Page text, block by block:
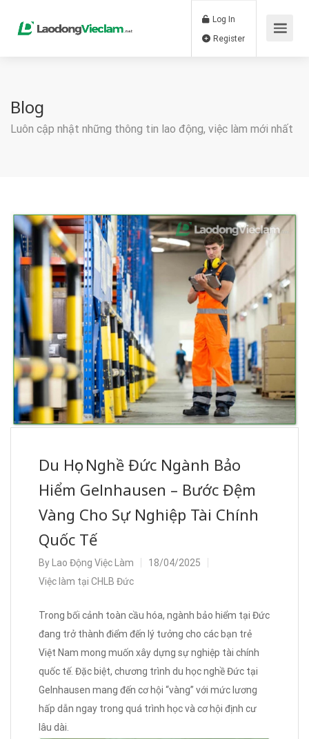
Log In
Blog
Luôn cập nhật những thông tin lao động, việc làm mới nhất
Du Học Nghề Đức Ngành Bảo
Hiểm Gelnhausen – Bước Đệm
Vàng Cho Sự Nghiệp Tài Chính
Quốc Tế
By Lao Động Việc Làm
18/04/2025
Việc làm tại CHLB Đức
Trong bối cảnh toàn cầu hóa, ngành bảo hiểm tại Đức
đang trở thành điểm đến lý tưởng cho các bạn trẻ
Việt Nam mong muốn xây dựng sự nghiệp tài chính
quốc tế. Đặc biệt, chương trình du học nghề Đức tại
Gelnhausen mang đến cơ hội “vàng” với mức lương
hấp dẫn ngay trong quá trình học và cơ hội định cư
lâu dài.